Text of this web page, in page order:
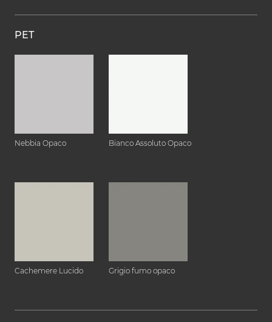
PET
Nebbia Opaco Bianco Assoluto Opaco
Cachemere Lucido Grigio fumo opaco